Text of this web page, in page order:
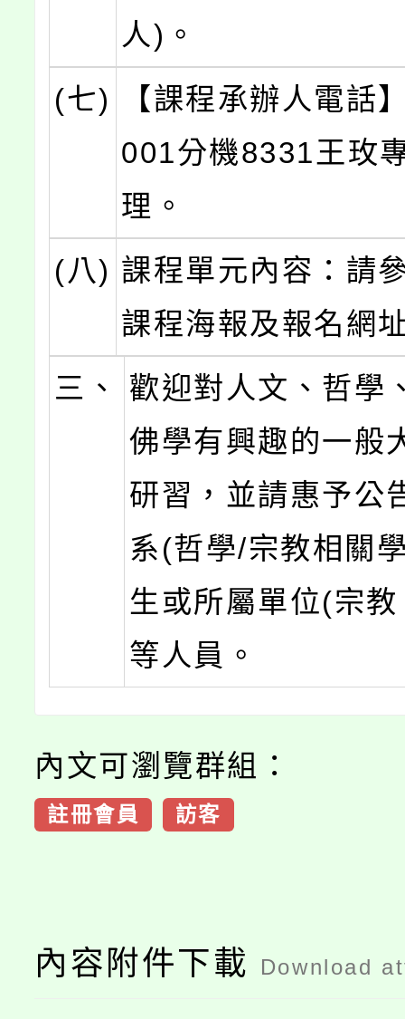
人)。
(七)
【課程承辦人電話
001分機8331王玫
理。
(八) 課程單元內容：請
課程海報及報名網
三、
歡迎對人文、哲學
佛學有興趣的一般
研習，並請惠予公
系(哲學/宗教相關
生或所屬單位(宗
等人員。
內文可瀏覽群組：
註冊會員 訪客
內容附件下載 Download